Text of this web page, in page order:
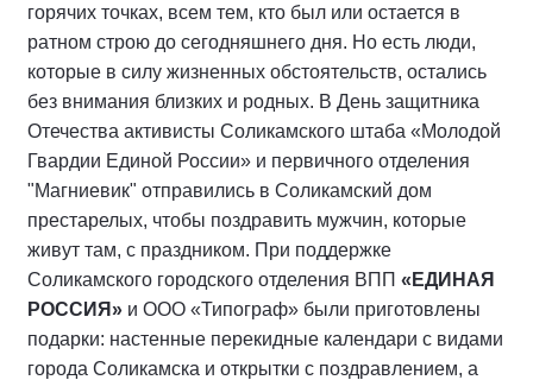
горячих точках, всем тем, кто был или остается в
ратном строю до сегодняшнего дня. Но есть люди,
которые в силу жизненных обстоятельств, остались
без внимания близких и родных. В День защитника
Отечества активисты Соликамского штаба «Молодой
Гвардии Единой России» и первичного отделения
"Магниевик" отправились в Соликамский дом
престарелых, чтобы поздравить мужчин, которые
живут там, с праздником. При поддержке
Соликамского городского отделения ВПП «ЕДИНАЯ
РОССИЯ» и ООО «Типограф» были приготовлены
подарки: настенные перекидные календари с видами
города Соликамска и открытки с поздравлением, а